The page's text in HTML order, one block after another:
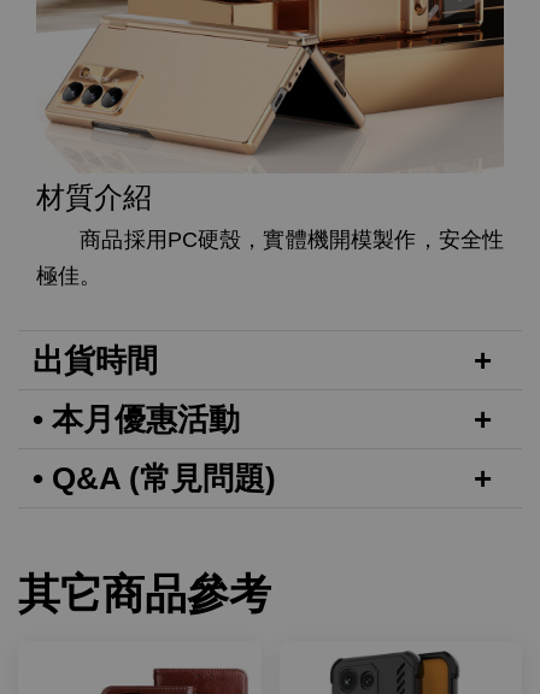
材質介紹
商品採用PC硬殼，實體機開模製作，安全性
極佳。
出貨時間
• 本月優惠活動
• Q&A (常見問題)
其它商品參考